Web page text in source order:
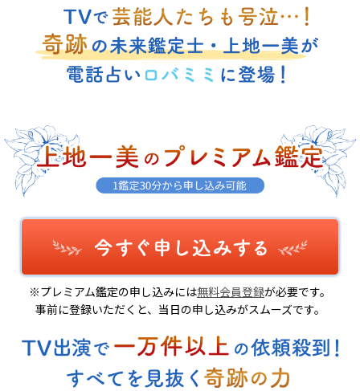
※プレミアム鑑定の申し込みには無料会員登録が必要です。
事前に登録いただくと、当日の申し込みがスムーズです。